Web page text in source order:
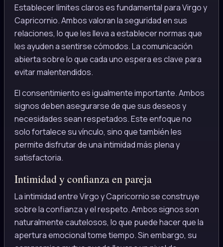
Establecer límites claros es fundamental para Virgo y
Capricornio. Ambos valoran la seguridad en sus
relaciones, lo que les lleva a establecer normas que
les ayuden a sentirse cómodos. La comunicación
abierta sobre lo que cada uno espera es clave para
evitar malentendidos.
El consentimiento es igualmente importante. Ambos
signos deben asegurarse de que sus deseos y
necesidades sean respetados. Este enfoque no
solo fortalece su vínculo, sino que también les
permite disfrutar de una intimidad más plena y
satisfactoria.
Intimidad y confianza en pareja
La intimidad entre Virgo y Capricornio se construye
sobre la confianza y el respeto. Ambos signos son
naturalmente cautelosos, lo que puede hacer que la
apertura emocional tome tiempo. Sin embargo, su